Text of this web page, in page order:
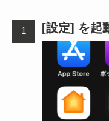
[設定] を起